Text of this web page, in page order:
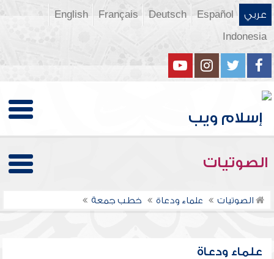
عربي Español
Deutsch
Français
English
Indonesia
الصوتيات
الصوتيات علماء ودعاة خطب جمعة
علماء ودعاة